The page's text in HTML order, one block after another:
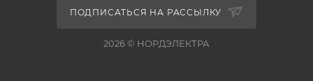
ПОДПИСАТЬСЯ НА РАССЫЛКУ
2026 © НОРДЭЛЕКТРА